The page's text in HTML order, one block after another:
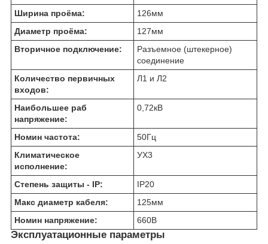
Ширина проёма: 126мм
Диаметр проёма:
127мм
Вторичное подключение:
Разъемное (штекерное)
соединение
Количество первичных
входов:
Л1 и Л2
Наибольшее раб
напряжение:
0,72кВ
Номин частота: 50Гц
Климатическое
исполнение:
УХ3
Степень защиты - IP:
IP20
Макс диаметр кабеля:
125мм
Номин напряжение:
660В
Эксплуатационные параметры